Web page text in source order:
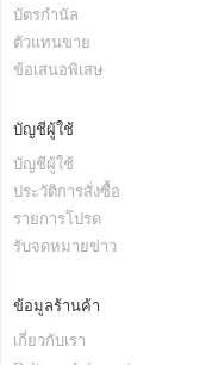
บัตรกำนัล
ตัวแทนขาย
ข้อเสนอพิเสษ
บัญชีผู้ใช้
บัญชีผู้ใช้
ประวัติการสั่งซื้อ
รายการโปรด
รับจดหมายข่าว
ข้อมูลร้านค้า
เกี่ยวกับเรา